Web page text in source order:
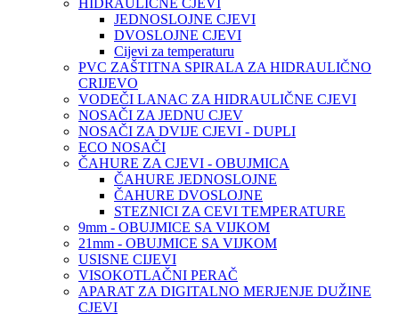
HIDRAULIČNE CJEVI
JEDNOSLOJNE CJEVI
DVOSLOJNE CJEVI
Cijevi za temperaturu
PVC ZAŠTITNA SPIRALA ZA HIDRAULIČNO
CRIJEVO
VODEČI LANAC ZA HIDRAULIČNE CJEVI
NOSAČI ZA JEDNU CJEV
NOSAČI ZA DVIJE CJEVI - DUPLI
ECO NOSAČI
ČAHURE ZA CJEVI - OBUJMICA
ČAHURE JEDNOSLOJNE
ČAHURE DVOSLOJNE
STEZNICI ZA CEVI TEMPERATURE
9mm - OBUJMICE SA VIJKOM
21mm - OBUJMICE SA VIJKOM
USISNE CIJEVI
VISOKOTLAČNI PERAČ
APARAT ZA DIGITALNO MERJENJE DUŽINE
CJEVI